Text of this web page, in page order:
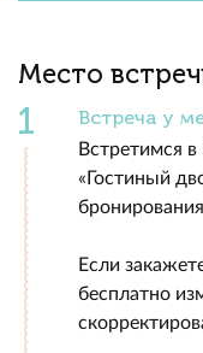
Место
Встреча у
Встретимся
«Гостиный
бронирования
Если
бесплатно